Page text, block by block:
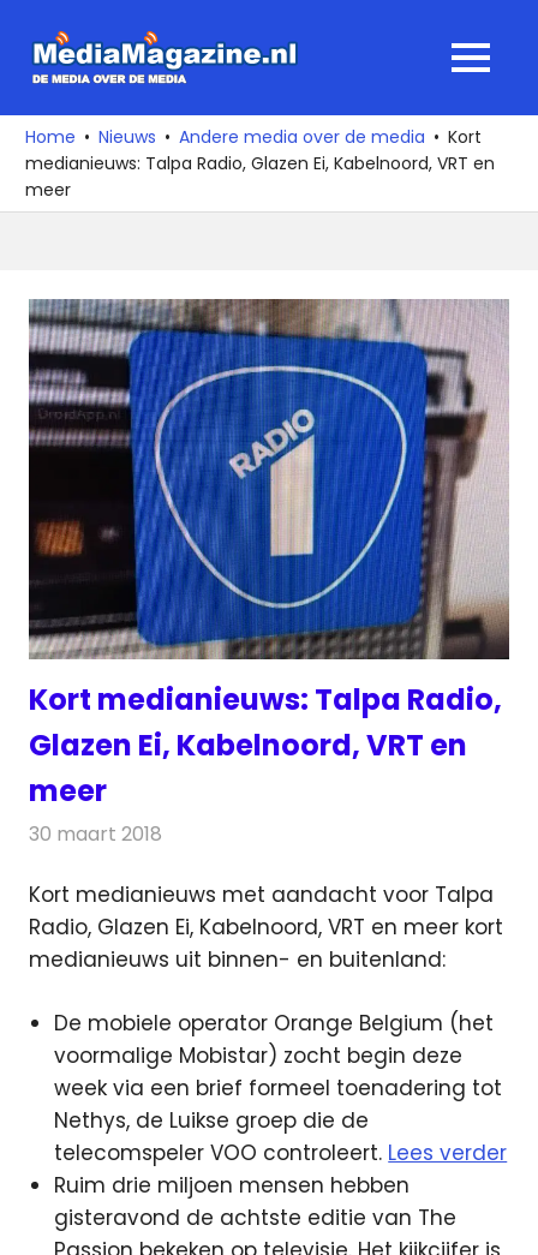
naar
media
over
de
media
MENU
Home Nieuws Andere media over de media
Kort
medianieuws: Talpa Radio, Glazen Ei, Kabelnoord, VRT en
meer
Kort medianieuws: Talpa Radio,
Glazen Ei, Kabelnoord, VRT en
meer
30 maart 2018
Kort medianieuws met aandacht voor Talpa
Radio, Glazen Ei, Kabelnoord, VRT en meer kort
medianieuws uit binnen- en buitenland:
De mobiele operator Orange Belgium (het
voormalige Mobistar) zocht begin deze
week via een brief formeel toenadering tot
Nethys, de Luikse groep die de
telecomspeler VOO controleert. Lees verder
Ruim drie miljoen mensen hebben
gisteravond de achtste editie van The